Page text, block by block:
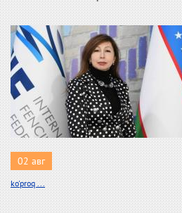
02 авг
ko'proq ...